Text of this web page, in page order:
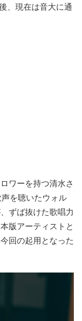
、現在は音大に通
ワーを持つ清水さ
を聴いたウォル
ずば抜けた歌唱力
版アーティストと
回の起用となった